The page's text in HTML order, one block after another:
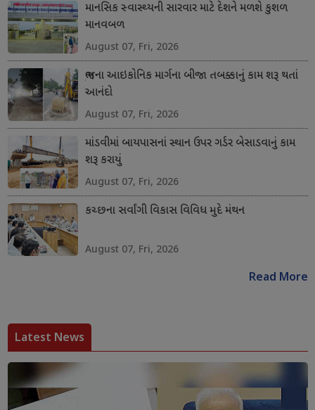
માનસિક સ્વાસ્થ્યની સારવાર માટે દેશને મળશે કુશળ
માનવબળ
August 07, Fri, 2026
ભુજના આઇકોનિક માર્ગના બીજા તબક્કાનું કામ શરૂ થતાં
આનંદો
August 07, Fri, 2026
માંડવીમાં બાયપાસનાં સ્થાન ઉપર ગર્ડર બેસાડવાનું કામ
શરૂ કરાયું
August 07, Fri, 2026
કચ્છના સર્વાંગી વિકાસ વિવિધ મુદે મંથન
August 07, Fri, 2026
Read More
Latest News